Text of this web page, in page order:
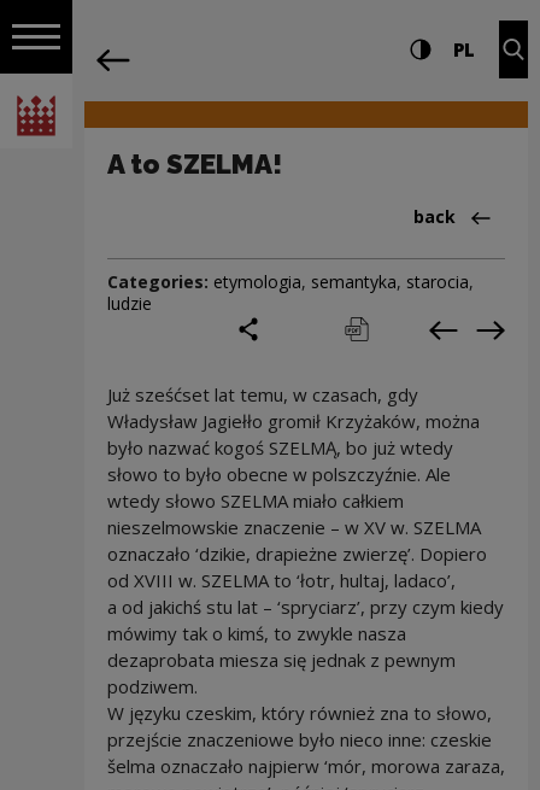
Open navigation
National Centre for Culture Poland
Navigation Settings and search
High contrast
PL
A to SZELMA!
Back
back
Categories: etymologia, semantyka, starocia,
ludzie
print pobierz Previous
Już sześćset lat temu, w czasach, gdy
Władysław Jagiełło gromił Krzyżaków, można
było nazwać kogoś SZELMĄ, bo już wtedy
słowo to było obecne w polszczyźnie. Ale
wtedy słowo SZELMA miało całkiem
nieszelmowskie znaczenie – w XV w. SZELMA
oznaczało ‘dzikie, drapieżne zwierzę’. Dopiero
od XVIII w. SZELMA to ‘łotr, hultaj, ladaco’,
a od jakichś stu lat – ‘spryciarz’, przy czym kiedy
mówimy tak o kimś, to zwykle nasza
dezaprobata miesza się jednak z pewnym
podziwem.
W języku czeskim, który również zna to słowo,
przejście znaczeniowe było nieco inne: czeskie
šelma oznaczało najpierw ‘mór, morowa zaraza,